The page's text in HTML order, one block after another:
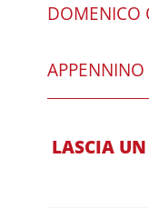
DOMENICO
LASCIA